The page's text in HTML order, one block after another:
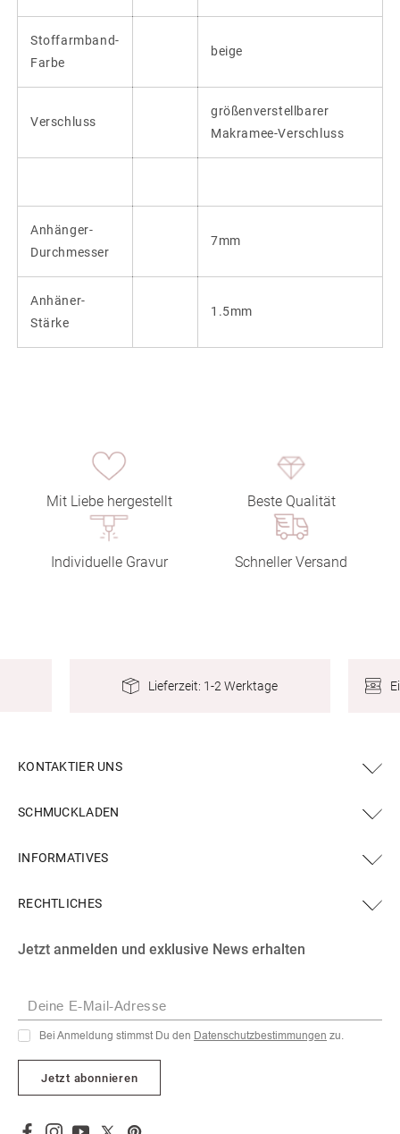
Stoffarmband-
Farbe
beige
Verschluss
größenverstellbarer
Makramee-Verschluss
Anhänger-
Durchmesser
7mm
Anhäner-
Stärke
1.5mm
Mit Liebe hergestellt Beste Qualität
Individuelle Gravur Schneller Versand
Lieferzeit: 1-2 Werktage
KONTAKTIER UNS
Facebook
Instagram
YouTube
X
Pinterest
SCHMUCKLADEN
INFORMATIVES
RECHTLICHES
Jetzt anmelden und exklusive News erhalten
Deine E-Mail-Adresse
Bei Anmeldung stimmst Du den Datenschutzbestimmungen zu.
Jetzt abonnieren